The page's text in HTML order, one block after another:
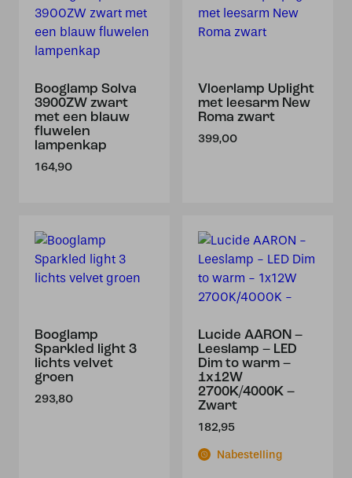
Booglamp Solva
3900ZW zwart
met een blauw
fluwelen
lampenkap
164,90
Vloerlamp Uplight
met leesarm New
Roma zwart
399,00
Booglamp
Sparkled light 3
lichts velvet
groen
293,80
Lucide AARON –
Leeslamp – LED
Dim to warm –
1x12W
2700K/4000K –
Zwart
182,95
Nabestelling